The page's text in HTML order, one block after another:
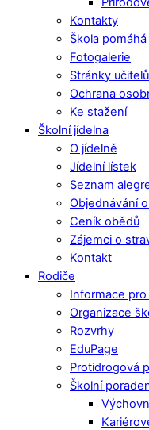
Kontakty
Škola pomáhá
Fotogalerie
Stránky učitelů
Ochrana
Ke stažení
Školní jídelna
O jídelně
Jídelní lístek
Seznam
Objednávání
Ceník obědů
Zájemci o
Kontakt
Rodiče
Informace
Organizace
Rozvrhy
EduPage
Protidrogová
Školní